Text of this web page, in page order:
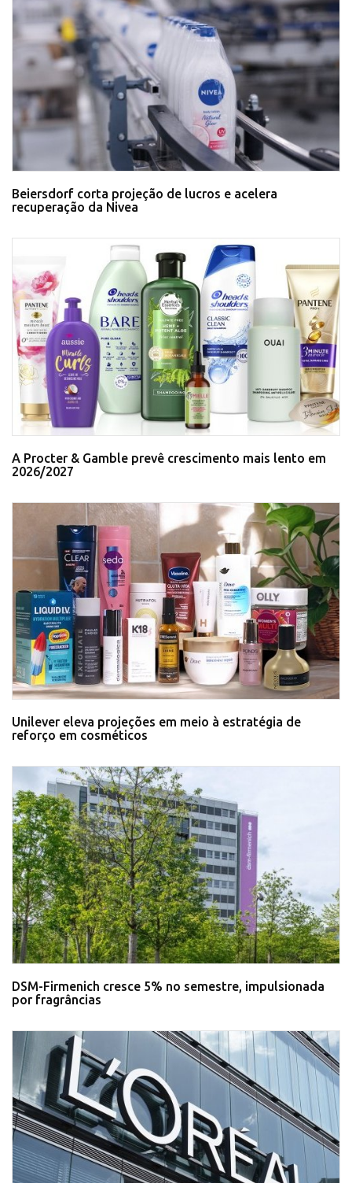
Beiersdorf corta projeção de lucros e acelera
recuperação da Nivea
A Procter & Gamble prevê crescimento mais lento em
2026/2027
Unilever eleva projeções em meio à estratégia de
reforço em cosméticos
DSM-Firmenich cresce 5% no semestre, impulsionada
por fragrâncias